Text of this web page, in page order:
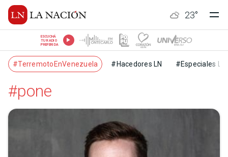
23°
ESCUCHÁ
TU RADIO
PREFERIDA
#TerremotoEnVenezuela #Hacedores LN #Especiales LN
#pone